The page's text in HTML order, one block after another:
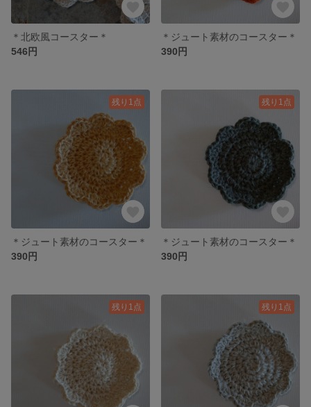
＊北欧風コースター＊
546円
＊ジュート素材のコースター＊
390円
残り1点
＊ジュート素材のコースター＊
390円
残り1点
＊ジュート素材のコースター＊
390円
残り1点 残り1点